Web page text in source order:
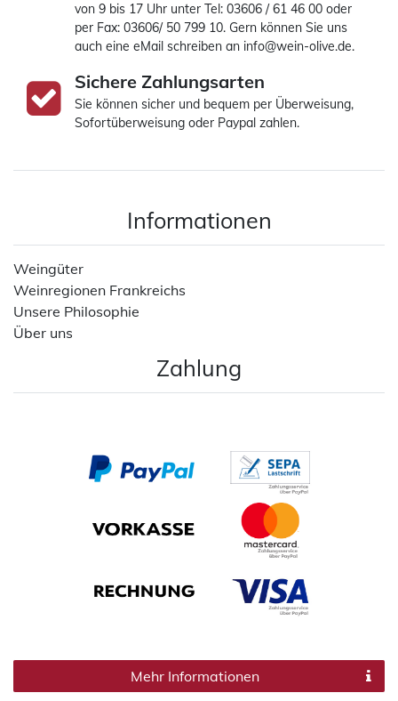
von 9 bis 17 Uhr unter Tel: 03606 / 61 46 00 oder
per Fax: 03606/ 50 799 10. Gern können Sie uns
auch eine eMail schreiben an info@wein-olive.de.
Sichere Zahlungsarten
Sie können sicher und bequem per Überweisung,
Sofortüberweisung oder Paypal zahlen.
Informationen
Weingüter
Weinregionen Frankreichs
Unsere Philosophie
Über uns
Zahlung
Mehr Informationen